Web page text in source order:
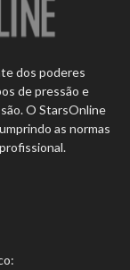
dos poderes
de pressão e
O StarsOnline
as normas